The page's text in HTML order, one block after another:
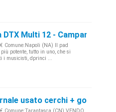
DTX Multi 12 - Campania
Comune:Napoli (NA) Il pad
potente, tutto in uno, che si
i musicisti, dprinci ...
usato cerchi + gomme